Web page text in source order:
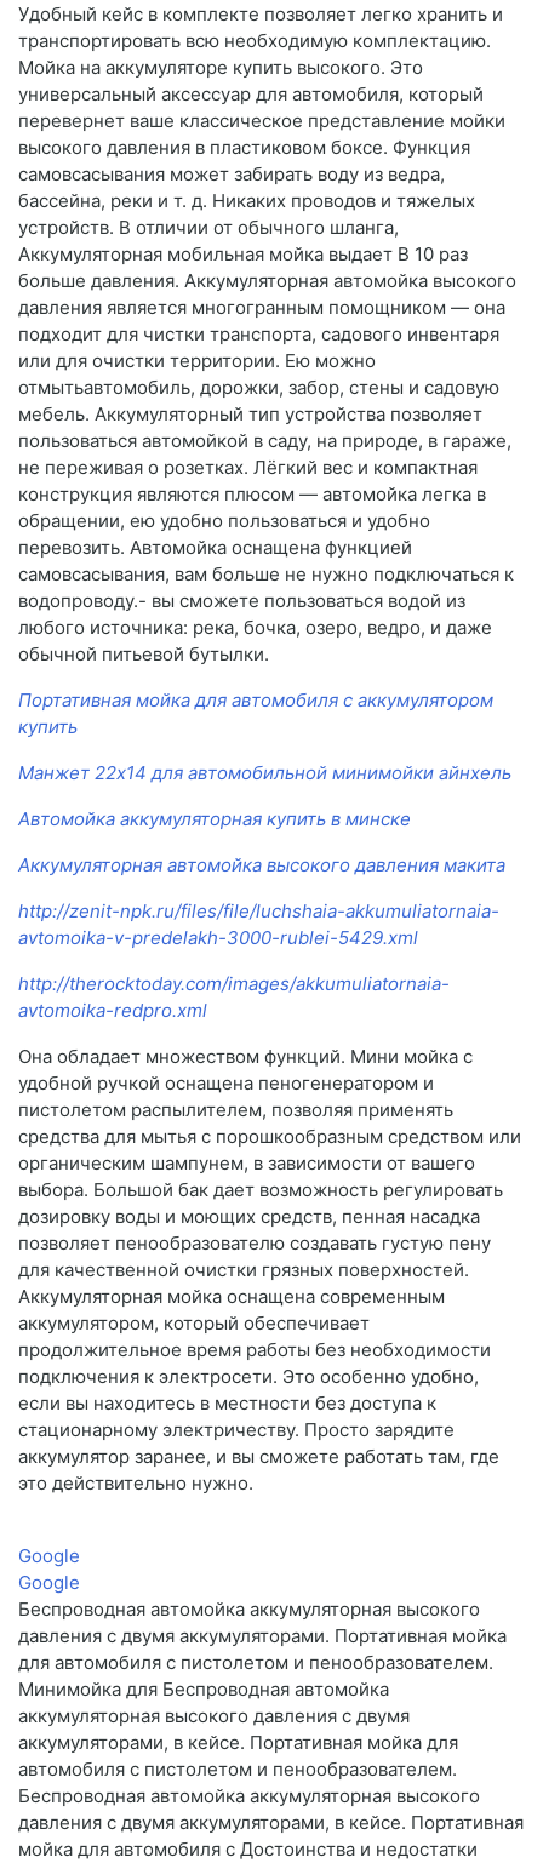
Удобный кейс в комплекте позволяет легко хранить и
транспортировать всю необходимую комплектацию.
Мойка на аккумуляторе купить высокого. Это
универсальный аксессуар для автомобиля, который
перевернет ваше классическое представление мойки
высокого давления в пластиковом боксе. Функция
самовсасывания может забирать воду из ведра,
бассейна, реки и т. д. Никаких проводов и тяжелых
устройств. В отличии от обычного шланга,
Аккумуляторная мобильная мойка выдает В 10 раз
больше давления. Аккумуляторная автомойка высокого
давления является многогранным помощником — она
подходит для чистки транспорта, садового инвентаря
или для очистки территории. Ею можно
отмытьавтомобиль, дорожки, забор, стены и садовую
мебель. Аккумуляторный тип устройства позволяет
пользоваться автомойкой в саду, на природе, в гараже,
не переживая о розетках. Лёгкий вес и компактная
конструкция являются плюсом — автомойка легка в
обращении, ею удобно пользоваться и удобно
перевозить. Автомойка оснащена функцией
самовсасывания, вам больше не нужно подключаться к
водопроводу.- вы сможете пользоваться водой из
любого источника: река, бочка, озеро, ведро, и даже
обычной питьевой бутылки.
Портативная мойка для автомобиля с аккумулятором
купить
Манжет 22х14 для автомобильной минимойки айнхель
Автомойка аккумуляторная купить в минске
Аккумуляторная автомойка высокого давления макита
http://zenit-npk.ru/files/file/luchshaia-akkumuliatornaia-
avtomoika-v-predelakh-3000-rublei-5429.xml
http://therocktoday.com/images/akkumuliatornaia-
avtomoika-redpro.xml
Она обладает множеством функций. Мини мойка с
удобной ручкой оснащена пеногенератором и
пистолетом распылителем, позволяя применять
средства для мытья с порошкообразным средством или
органическим шампунем, в зависимости от вашего
выбора. Большой бак дает возможность регулировать
дозировку воды и моющих средств, пенная насадка
позволяет пенообразователю создавать густую пену
для качественной очистки грязных поверхностей.
Аккумуляторная мойка оснащена современным
аккумулятором, который обеспечивает
продолжительное время работы без необходимости
подключения к электросети. Это особенно удобно,
если вы находитесь в местности без доступа к
стационарному электричеству. Просто зарядите
аккумулятор заранее, и вы сможете работать там, где
это действительно нужно.
Google
Google
Беспроводная автомойка аккумуляторная высокого
давления с двумя аккумуляторами. Портативная мойка
для автомобиля с пистолетом и пенообразователем.
Минимойка для Беспроводная автомойка
аккумуляторная высокого давления с двумя
аккумуляторами, в кейсе. Портативная мойка для
автомобиля с пистолетом и пенообразователем.
Беспроводная автомойка аккумуляторная высокого
давления с двумя аккумуляторами, в кейсе. Портативная
мойка для автомобиля с Достоинства и недостатки